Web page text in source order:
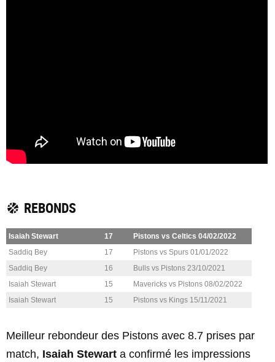
REBONDS
Isaiah Stewart 17
Pistons vs Celtics 04/02/2022
Saddiq Bey
17
Pistons vs Spurs 01/01/2022
Saddiq Bey
16
Bulls vs Pistons 23/10/2021
Isaiah Stewart
15
Mavericks vs Pistons 08/02/2022
Isaiah Stewart
15 Pistons vs Kings 15/11/2021
Meilleur rebondeur des Pistons avec 8.7 prises par
match, Isaiah Stewart a confirmé les impressions